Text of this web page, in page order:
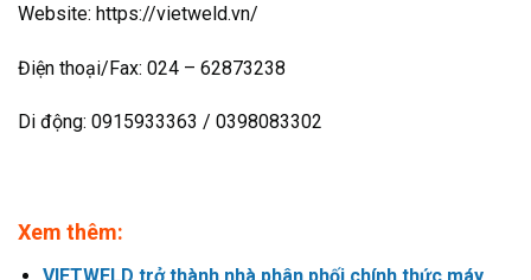
Website: https://vietweld.vn/
Điện thoại/Fax: 024 – 62873238
Di động: 0915933363 / 0398083302
Xem thêm: